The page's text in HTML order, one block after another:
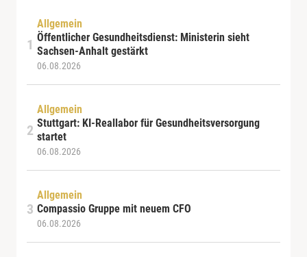
Allgemein
Öffentlicher Gesundheitsdienst: Ministerin sieht
Sachsen-Anhalt gestärkt
06.08.2026
Allgemein
Stuttgart: KI-Reallabor für Gesundheitsversorgung
startet
06.08.2026
Allgemein
Compassio Gruppe mit neuem CFO
06.08.2026